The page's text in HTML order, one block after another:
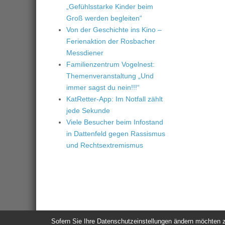
„Gefühlsstarke Kinder beim
Groß werden begleiten“
Von der Geschichte ins Kino –
Ferienaktion der Rosbacher
Messdiener
Familienzentrum Vogelnest:
Themenveranstaltung „Und
immer sagst du nein!!!“
KatRetter-App: Im Notfall zählt
jede Sekunde
Viele Besucher beim Infostand
in Dattenfeld gegen Rassismus
und Rechtsextremismus
Sofern Sie Ihre Datenschutzeinstellungen ändern